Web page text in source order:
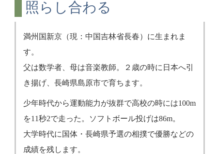
照らし合わる
満州国新京（現：中国吉林省長春）に生まれま
す。
父は数学者、母は音楽教師。２歳の時に日本へ引
き揚げ、長崎県島原市で育ちます。
少年時代から運動能力が抜群で高校の時には100m
を11秒2で走った。ソフトボール投げは86m。
大学時代に国体・長崎県予選の相撲で優勝などの
成績を残します。